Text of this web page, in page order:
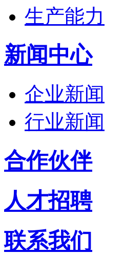
生产能力
新闻中心
企业新闻
行业新闻
合作伙伴
人才招聘
联系我们